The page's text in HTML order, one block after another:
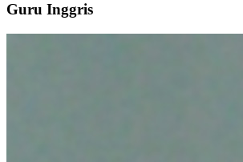
Guru Inggris